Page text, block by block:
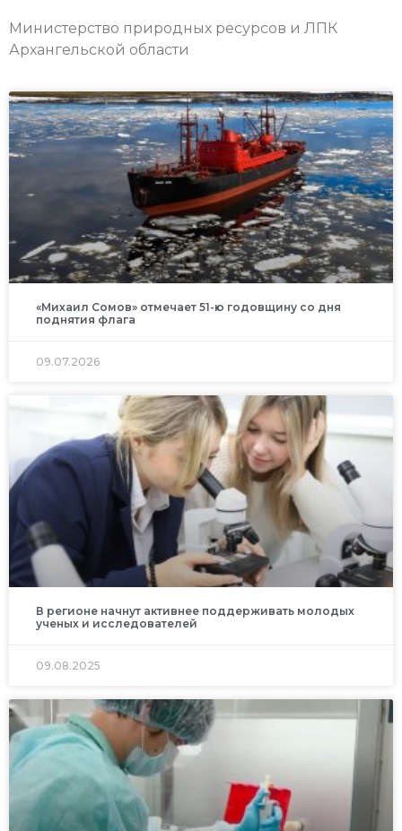
Министерство природных ресурсов и ЛПК
Архангельской области
«Михаил Сомов» отмечает 51-ю годовщину со дня
поднятия флага
09.07.2026
В регионе начнут активнее поддерживать молодых
ученых и исследователей
09.08.2025